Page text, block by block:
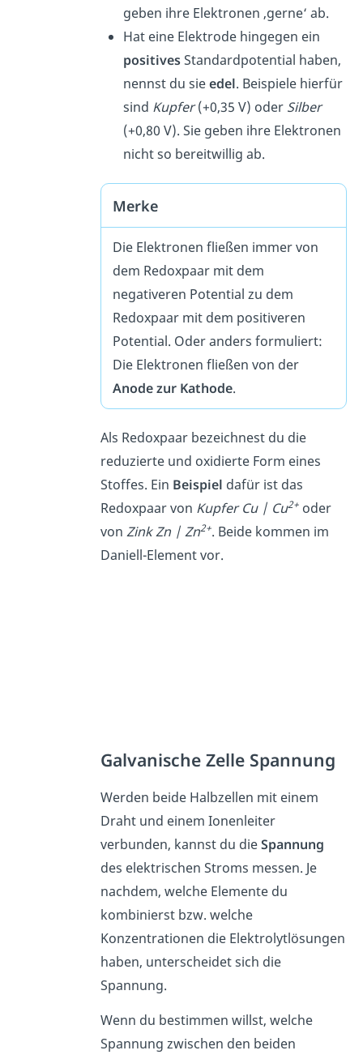
geben ihre Elektronen ‚gerne‘ ab.
Hat eine Elektrode hingegen ein
positivesStandardpotential haben,
nennst du sieedel. Beispiele hierfür
sind Kupfer(+0,35 V) oder Silber
(+0,80 V). Sie geben ihre Elektronen
nicht so bereitwillig ab.
Merke
Die Elektronen fließen immer von
dem Redoxpaar mit dem
negativeren Potential zu dem
Redoxpaar mit dem positiveren
Potential. Oder anders formuliert:
Die Elektronen fließen von der
Anodezur Kathode.
Als Redoxpaar bezeichnest du die
reduzierte und oxidierte Form eines
Stoffes. Ein Beispiel dafür ist das
Redoxpaar von Kupfer Cu | Cu2+oder
von Zink Zn | Zn2+. Beide kommen im
Daniell-Element vor.
Galvanische Zelle Spannung
Werden beide Halbzellen mit einem
Draht und einem Ionenleiter
verbunden, kannst du dieSpannung
des elektrischen Stroms messen. Je
nachdem, welche Elemente du
kombinierst bzw. welche
Konzentrationen die Elektrolytlösungen
haben, unterscheidet sich die
Spannung.
Wenn du bestimmen willst, welche
Spannung zwischen den beiden